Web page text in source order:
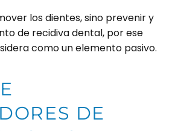
los dientes, sino prevenir y
de recidiva dental, por ese
como un elemento pasivo.
DE